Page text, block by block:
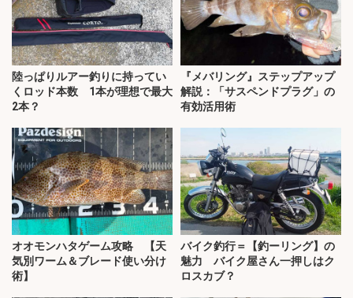
陸っぱりルアー釣りに持ってい
くロッド本数 1本が理想で最大
2本？
『メバリング』ステップアップ
解説：「サスペンドプラグ」の
有効活用術
オオモンハタゲーム攻略 【天
気別ワーム＆ブレード使い分け
術】
バイク釣行＝【釣ーリング】の
魅力 バイク屋さん一押しはク
ロスカブ？